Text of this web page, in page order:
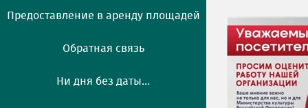
Предоставление в аренду площадей
Обратная связь
Ни дня без даты...